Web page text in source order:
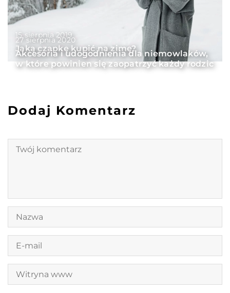
15 sierpnia 2019
Jaką czapkę kupić na zimę?
27 sierpnia 2020
Akcesoria i udogodnienia dla niemowlaków,
w które powinien się zaopatrzyć każdy rodzic
Dodaj Komentarz